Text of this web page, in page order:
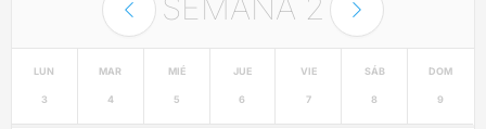
SEMANA 2
LUN
3
MAR
4
MIÉ
5
JUE
6
VIE
7
SÁB
8
DOM
9